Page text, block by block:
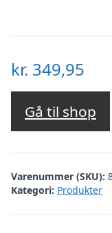
kr. 349,95
Gå til shop
Varenummer (SKU):
Kategori: Produkter